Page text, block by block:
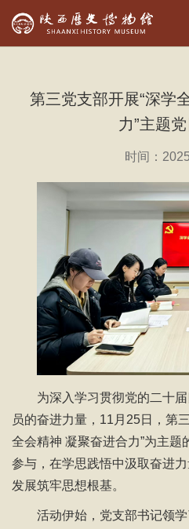
第三党支部开展“深学
力”主题
时间：
为深入学习贯彻党的二十
员的奋进力量，11月25日，第
全会精神 凝聚奋进合力”为主题
参与，在学思践悟中汲取奋进
发展筑牢思想根基。
活动伊始，党支部书记领